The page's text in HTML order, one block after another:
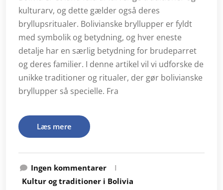
kulturarv, og dette gælder også deres
bryllupsritualer. Bolivianske bryllupper er fyldt
med symbolik og betydning, og hver eneste
detalje har en særlig betydning for brudeparret
og deres familier. I denne artikel vil vi udforske de
unikke traditioner og ritualer, der gør bolivianske
bryllupper så specielle. Fra
Læs mere
Ingen kommentarer
I
Kultur og traditioner i Bolivia